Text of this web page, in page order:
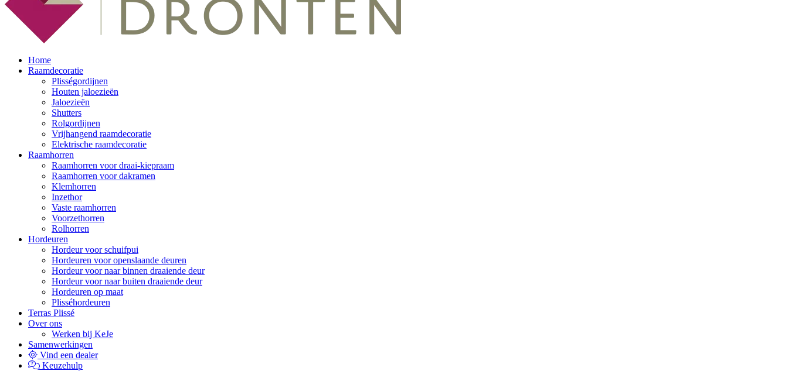
Home
Raamdecoratie
Plisségordijnen
Houten jaloezieën
Jaloezieën
Shutters
Rolgordijnen
Vrijhangend raamdecoratie
Elektrische raamdecoratie
Raamhorren
Raamhorren voor draai-kiepraam
Raamhorren voor dakramen
Klemhorren
Inzethor
Vaste raamhorren
Voorzethorren
Rolhorren
Hordeuren
Hordeur voor schuifpui
Hordeuren voor openslaande deuren
Hordeur voor naar binnen draaiende deur
Hordeur voor naar buiten draaiende deur
Hordeuren op maat
Plisséhordeuren
Terras Plissé
Over ons
Werken bij KeJe
Samenwerkingen
Vind een dealer
Keuzehulp